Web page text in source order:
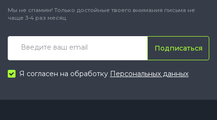
Мы не спамим! Только достойные твоего внимания письма не
чаще 3-4 раз месяц.
Подписаться
Я согласен на обработку Персональных данных